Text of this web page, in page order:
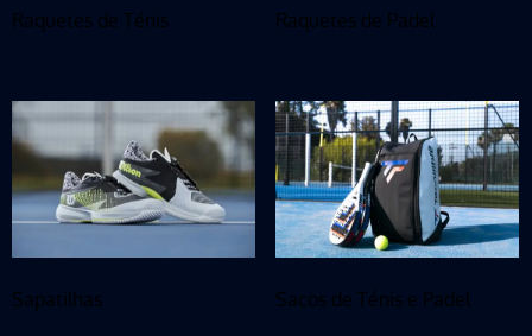
Raquetes de Ténis Raquetes de Padel
Sapatilhas Sacos de Ténis e Padel